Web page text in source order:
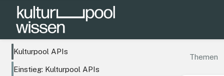
Kulturpool APIs
Einstieg: Kulturpool APIs
Themen